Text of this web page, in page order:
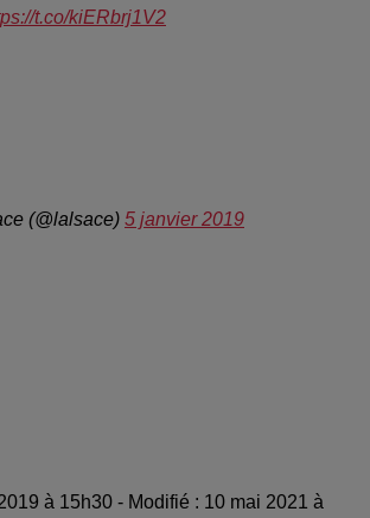
t.co/kiERbrj1V2
(@lalsace) 5 janvier 2019
à 15h30 - Modifié : 10 mai 2021 à